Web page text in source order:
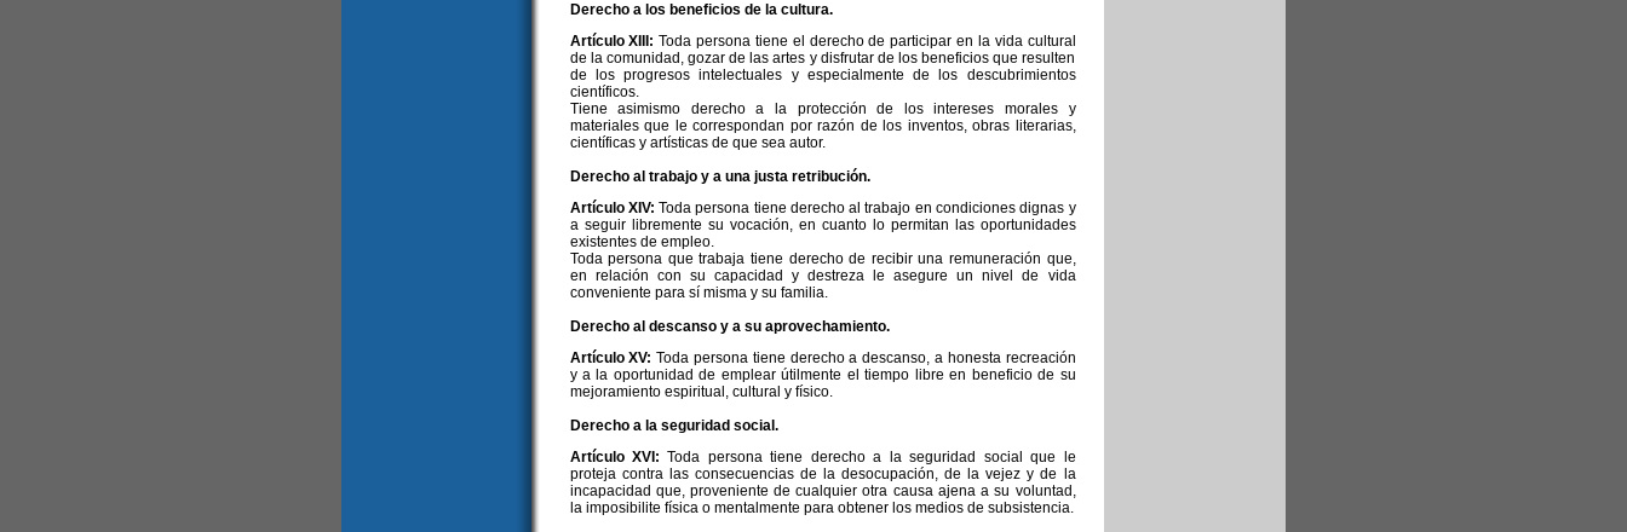
Derecho a los beneficios de la cultura.
Artículo XIII:Toda persona tiene el derecho de participar en la vida cultural
de la comunidad, gozar de las artes y disfrutar de los beneficios que resulten
de los progresos intelectuales y especialmente de los descubrimientos
científicos.
Tiene asimismo derecho a la protección de los intereses morales y
materiales que le correspondan por razón de los inventos, obras literarias,
científicas y artísticas de que sea autor.
Derecho al trabajo y a una justa retribución.
Artículo XIV:Toda persona tiene derecho al trabajo en condiciones dignas y
a seguir libremente su vocación, en cuanto lo permitan las oportunidades
existentes de empleo.
Toda persona que trabaja tiene derecho de recibir una remuneración que,
en relación con su capacidad y destreza le asegure un nivel de vida
conveniente para sí misma y su familia.
Derecho al descanso y a su aprovechamiento.
Artículo XV:Toda persona tiene derecho a descanso, a honesta recreación
y a la oportunidad de emplear útilmente el tiempo libre en beneficio de su
mejoramiento espiritual, cultural y físico.
Derecho a la seguridad social.
Artículo XVI:Toda persona tiene derecho a la seguridad social que le
proteja contra las consecuencias de la desocupación, de la vejez y de la
incapacidad que, proveniente de cualquier otra causa ajena a su voluntad,
la imposibilite física o mentalmente para obtener los medios de subsistencia.